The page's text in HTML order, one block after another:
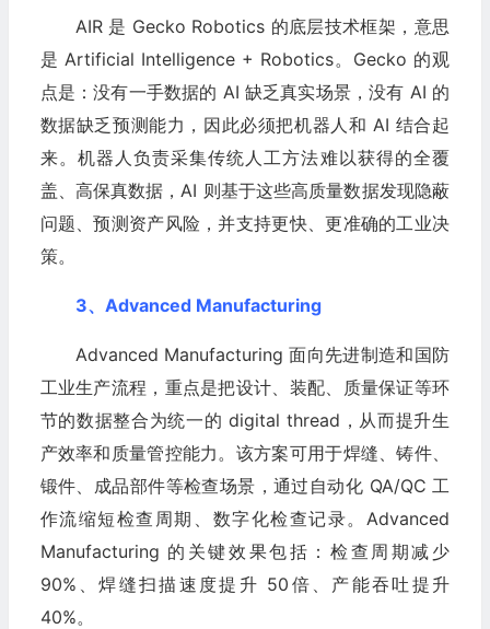
AIR 是 Gecko Robotics 的底层技术框架，意思
是 Artificial Intelligence + Robotics。Gecko 的观
点是：没有一手数据的 AI 缺乏真实场景，没有 AI 的
数据缺乏预测能力，因此必须把机器人和 AI 结合起
来。机器人负责采集传统人工方法难以获得的全覆
盖、高保真数据，AI 则基于这些高质量数据发现隐蔽
问题、预测资产风险，并支持更快、更准确的工业决
策。
3、Advanced Manufacturing
Advanced Manufacturing 面向先进制造和国防
工业生产流程，重点是把设计、装配、质量保证等环
节的数据整合为统一的 digital thread，从而提升生
产效率和质量管控能力。该方案可用于焊缝、铸件、
锻件、成品部件等检查场景，通过自动化 QA/QC 工
作流缩短检查周期、数字化检查记录。Advanced
Manufacturing 的关键效果包括：检查周期减少
90%、焊缝扫描速度提升 50倍、产能吞吐提升
40%。